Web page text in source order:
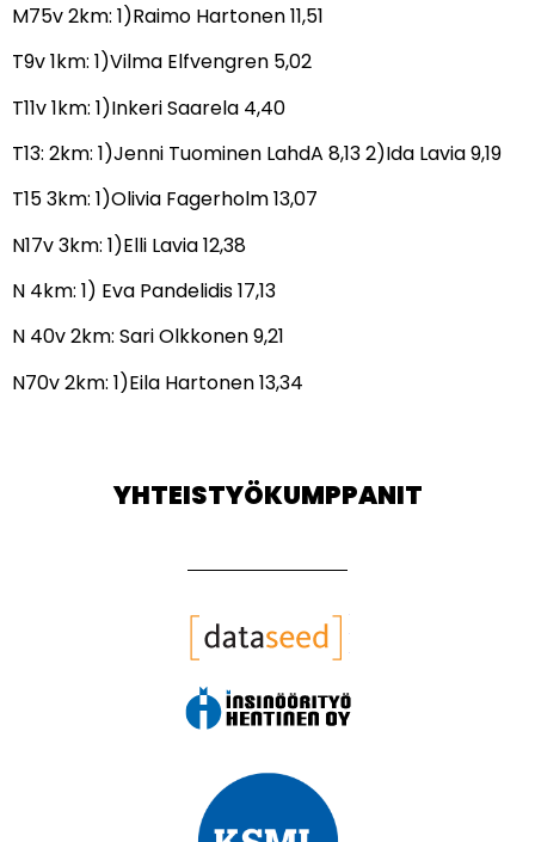
M75v 2km: 1)Raimo Hartonen 11,51
T9v 1km: 1)Vilma Elfvengren 5,02
T11v 1km: 1)Inkeri Saarela 4,40
T13: 2km: 1)Jenni Tuominen LahdA 8,13 2)Ida Lavia 9,19
T15 3km: 1)Olivia Fagerholm 13,07
N17v 3km: 1)Elli Lavia 12,38
N 4km: 1) Eva Pandelidis 17,13
N 40v 2km: Sari Olkkonen 9,21
N70v 2km: 1)Eila Hartonen 13,34
YHTEISTYÖKUMPPANIT